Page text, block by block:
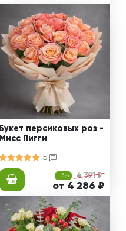
Букет персиковых роз -
Мисс Пигги
15
-3% 4 391 ₽
от 4 286 ₽